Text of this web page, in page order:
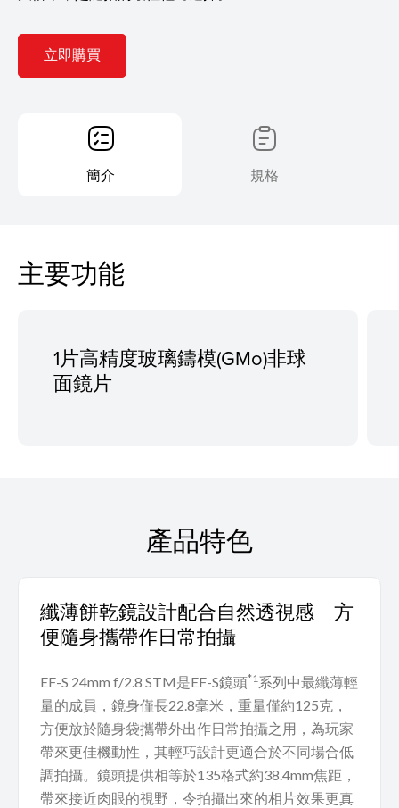
立即購買
簡介 規格
主要功能
1片高精度玻璃鑄模(GMo)非球
面鏡片
產品特色
纖薄餅乾鏡設計配合自然透視感 方
便隨身攜帶作日常拍攝
EF-S 24mm f/2.8 STM是EF-S鏡頭*1 系列中最纖薄輕
量的成員，鏡身僅長22.8毫米，重量僅約125克，
方便放於隨身袋攜帶外出作日常拍攝之用，為玩家
帶來更佳機動性，其輕巧設計更適合於不同場合低
調拍攝。鏡頭提供相等於135格式約38.4mm焦距，
帶來接近肉眼的視野，令拍攝出來的相片效果更真